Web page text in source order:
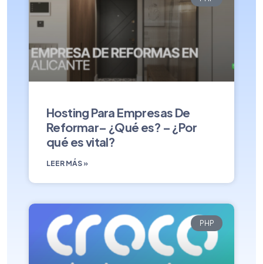
Hosting Para Empresas De
Reformar– ¿Qué es? – ¿Por
qué es vital?
LEER MÁS »
PHP